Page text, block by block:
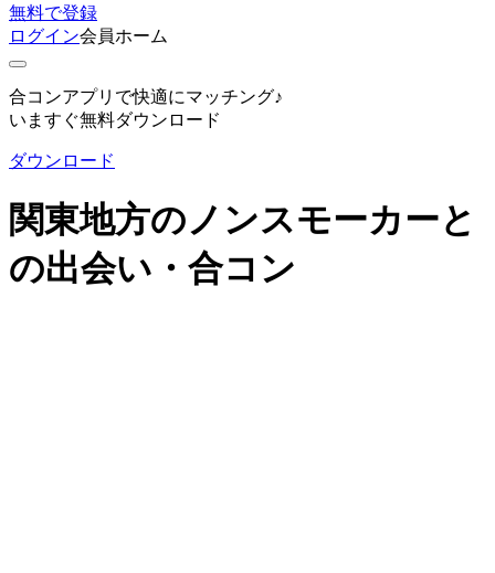
無料で登録
ログイン会員ホーム
合コンアプリで快適にマッチング♪
いますぐ無料ダウンロード
ダウンロード
関東地方のノンスモーカーと
の出会い・合コン